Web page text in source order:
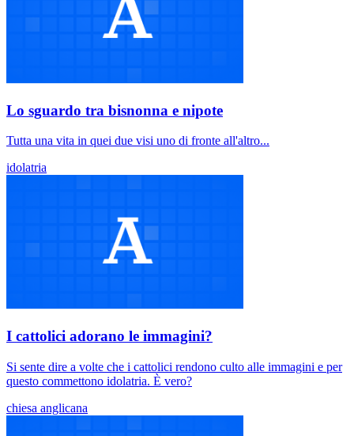
Lo sguardo tra bisnonna e nipote
Tutta una vita in quei due visi uno di fronte all'altro...
idolatria
I cattolici adorano le immagini?
Si sente dire a volte che i cattolici rendono culto alle immagini e per
questo commettono idolatria. È vero?
chiesa anglicana